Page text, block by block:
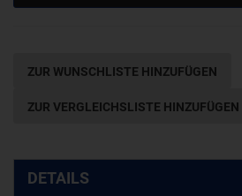
ZUR WUNSCHLISTE HINZUFÜGEN
ZUR VERGLEICHSLISTE HINZUFÜGEN
DETAILS